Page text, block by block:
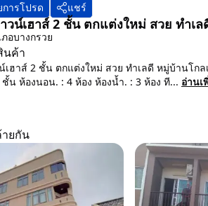
การโปรด แชร์
วน์เฮาส์ 2 ชั้น ตกแต่งใหม่ สวย ทำ
ภอบางกรวย
นค้า
เฮาส์ 2 ชั้น ตกแต่งใหม่ สวย ทำเลดี หมู่บ้านโก
น ห้องนอน. : 4 ห้อง ห้องน้ำ. : 3 ห้อง ที... อ่านเ
ยกัน